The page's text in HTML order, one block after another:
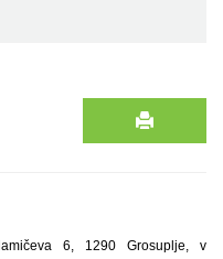
6, 1290 Grosuplje, v